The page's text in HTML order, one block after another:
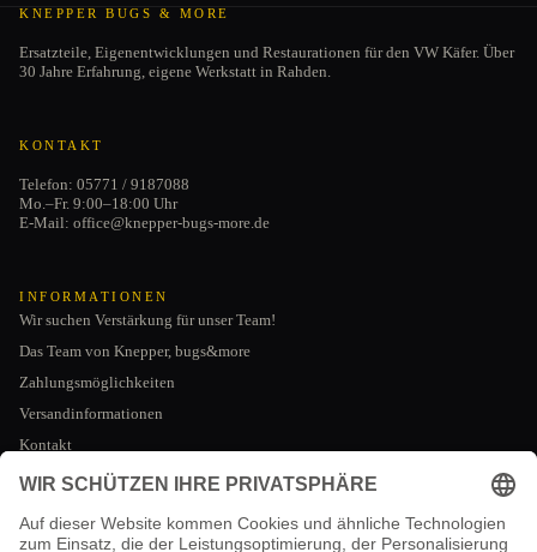
KNEPPER BUGS & MORE
Ersatzteile, Eigenentwicklungen und Restaurationen für den VW Käfer. Über
30 Jahre Erfahrung, eigene Werkstatt in Rahden.
KONTAKT
Telefon: 05771 / 9187088
Mo.–Fr. 9:00–18:00 Uhr
E-Mail: office@knepper-bugs-more.de
INFORMATIONEN
Wir suchen Verstärkung für unser Team!
Das Team von Knepper, bugs&more
Zahlungsmöglichkeiten
Versandinformationen
Kontakt
RECHTLICHES
Impressum
AGB
Impressum